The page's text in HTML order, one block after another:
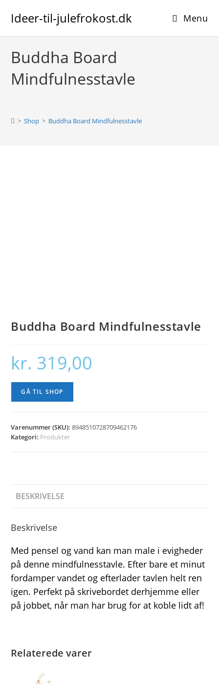
Ideer-til-julefrokost.dk Menu
Buddha Board
Mindfulnesstavle
> Shop > Buddha Board Mindfulnesstavle
Buddha Board Mindfulnesstavle
kr. 319,00
GÅ TIL SHOP
Varenummer (SKU):8948510728709462176
Kategori: Produkter
BESKRIVELSE
Beskrivelse
Med pensel og vand kan man male i evigheder
på denne mindfulnesstavle. Efter bare et minut
fordamper vandet og efterlader tavlen helt ren
igen. Perfekt på skrivebordet derhjemme eller
på jobbet, når man har brug for at koble lidt af!
Relaterede varer